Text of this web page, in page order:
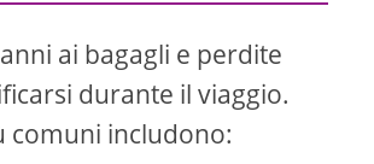
ai bagagli e perdite
durante il viaggio.
comuni includono: